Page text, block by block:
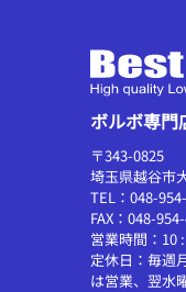
ボルボ専門
〒343-0825
埼玉県越谷市
TEL：048-
FAX：048-
営業時間：10
定休日：毎週
は営業、翌水